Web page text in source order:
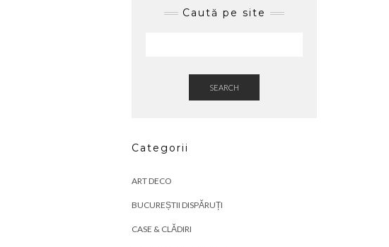
Caută pe site
SEARCH
Categorii
ART DECO
BUCUREȘTII DISPĂRUȚI
CASE & CLĂDIRI